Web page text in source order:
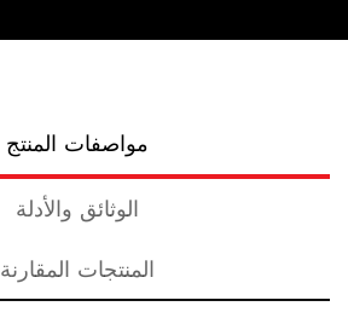
مواصفات المنتج
الوثائق والأدلة
المنتجات المقارنة